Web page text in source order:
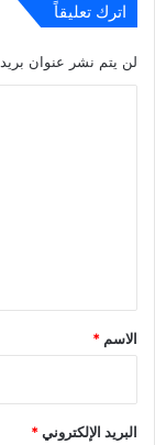
اترك تعليقاً
لن يتم نشر عنوان
*
الاسم *
البريد الإلكتروني*